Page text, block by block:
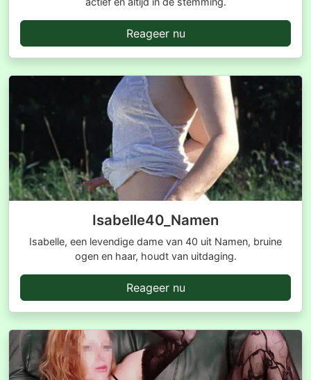
Reageer nu
Isabelle40_Namen
Isabelle, een levendige dame van 40 uit Namen, bruine
ogen en haar, houdt van uitdaging.
Reageer nu